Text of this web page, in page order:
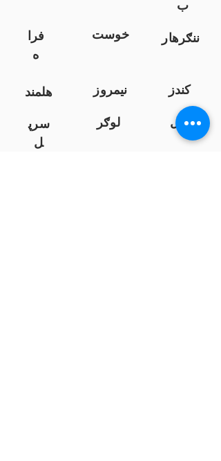
ب
فرا
ه
خوست ننګرهار
هلمند نیمروز
کندز
سرپ
ل
لوګر زابل